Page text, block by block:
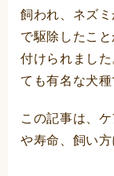
飼われ、ネズ
で駆除したこ
付けられまし
ても有名な犬種
この記事は、
や寿命、飼い方